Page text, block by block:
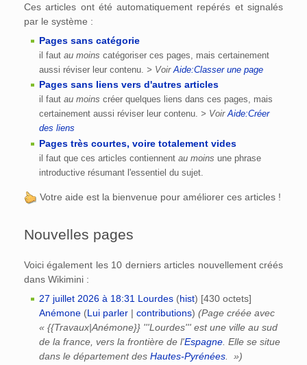
Ces articles ont été automatiquement repérés et signalés
par le système :
Pages sans catégorie
il fautau moins catégoriser ces pages, mais certainement
aussi réviser leur contenu.> VoirAide:Classer une page
Pages sans liens vers d'autres articles
il fautau moins créer quelques liens dans ces pages, mais
certainement aussi réviser leur contenu.> VoirAide:Créer
des liens
Pages très courtes, voire totalement vides
il faut que ces articles contiennentau moins une phrase
introductive résumant l'essentiel du sujet.
Votre aide est la bienvenue pour améliorer ces articles !
Nouvelles pages
Voici également les 10 derniers articles nouvellement créés
dans Wikimini :
27 juillet 2026 à 18:31 Lourdes (hist) [430 octets]
Anémone (Lui parler |contributions) (Page créée avec
« {{Travaux|Anémone}} '''Lourdes''' est une ville au sud
de la france, vers la frontière de l'Espagne. Elle se situe
dans le département desHautes-Pyrénées. »)